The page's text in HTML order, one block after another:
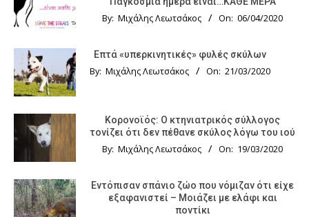
By: Μιχάλης Λεωτσάκος On: 06/04/2020
Επτά «υπερκινητικές» φυλές σκύλων
By: Μιχάλης Λεωτσάκος On: 21/03/2020
Κορονοϊός: Ο κτηνιατρικός σύλλογος
τονίζει ότι δεν πέθανε σκύλος λόγω του ιού
By: Μιχάλης Λεωτσάκος On: 19/03/2020
Εντόπισαν σπάνιο ζώο που νόμιζαν ότι είχε
εξαφανιστεί – Μοιάζει με ελάφι και
ποντίκι